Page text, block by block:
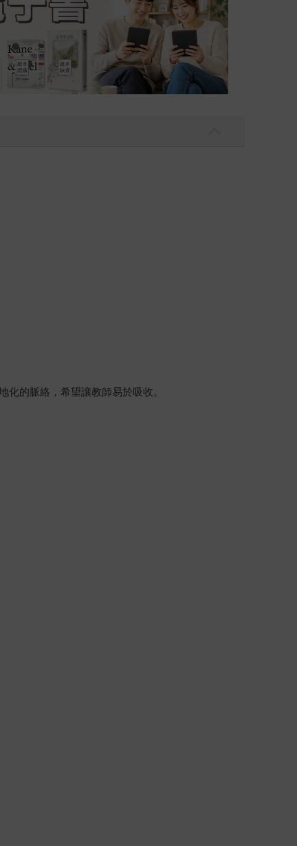
的脈絡，希望讓教師易於吸收。